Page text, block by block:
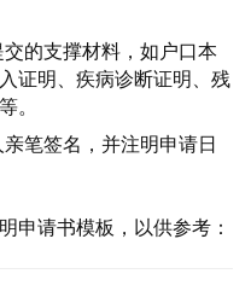
的支撑材料，如户口本
证明、疾病诊断证明、残
。
亲笔签名，并注明申请日
申请书模板，以供参考：